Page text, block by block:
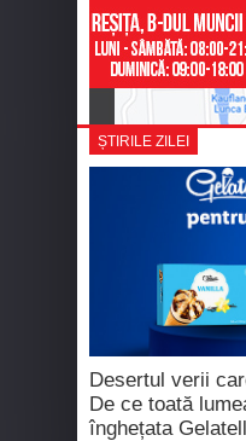
ȘTIRILE ZILEI
Desertul verii
De ce toată
înghețata